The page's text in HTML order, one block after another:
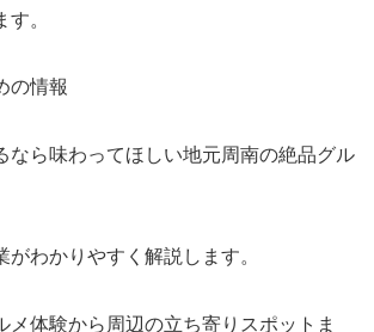
。
の情報
なら味わってほしい地元周南の絶品グル
わかりやすく解説します。
メ体験から周辺の立ち寄りスポットま